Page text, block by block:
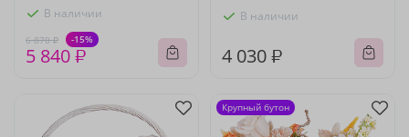
В наличии
6 870 ₽ -15%
5 840 ₽
В наличии
4 030 ₽
Крупный бутон